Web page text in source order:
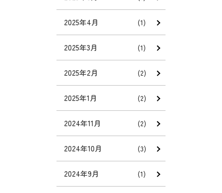
2025年4月 (1)
2025年3月 (1)
2025年2月 (2)
2025年1月 (2)
2024年11月 (2)
2024年10月 (3)
2024年9月 (1)